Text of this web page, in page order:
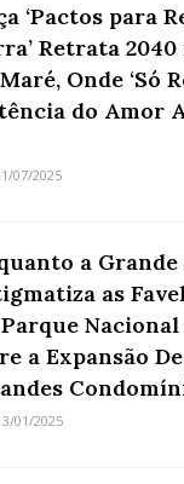
‘Pactos para
Retrata
Onde ‘Só
do Amor
07/2025
a
as
a Expansão
01/2025